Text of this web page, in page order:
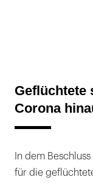
Geflüchtete
Corona
In dem
für die